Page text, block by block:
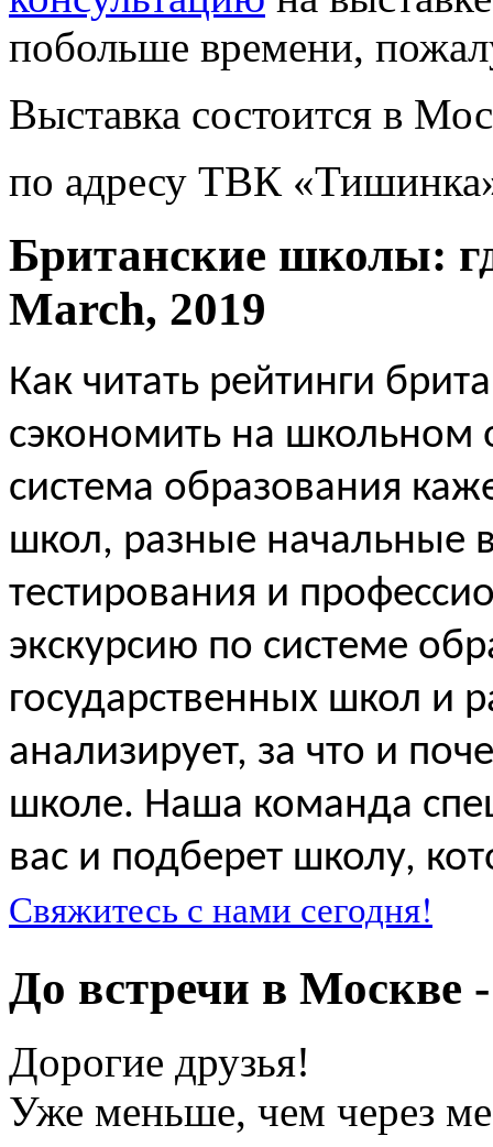
побольше времени,
Выставка состоится в
по адресу ТВК
Британские школы:
March, 2019
Как читать рейтинги
сэкономить на школьном
система образования
школ, разные начальные
тестирования и
экскурсию по системе
государственных школ и
анализирует, за что и
школе. Наша команда
вас и подберет школу,
Свяжитесь с нами сегодня!
До встречи в Москве
Дорогие друзья!
Уже меньше, чем через